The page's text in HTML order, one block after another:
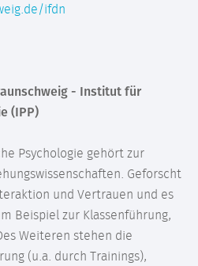
ifdn
- Institut für
(IPP)
Psychologie gehört zur
Geforscht
und Vertrauen und es
Beispiel zur Klassenführung,
Weiteren stehen die
(u.a. durch Trainings),